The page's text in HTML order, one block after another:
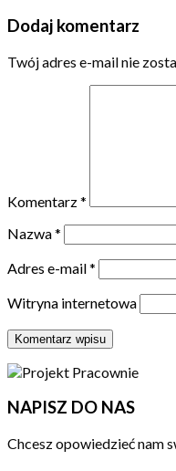
Dodaj komentarz
Twój adres e-mail nie
Komentarz*
Nazwa*
Adres e-mail*
Witryna internetowa
NAPISZ DO NAS
Chcesz opowiedzieć nam